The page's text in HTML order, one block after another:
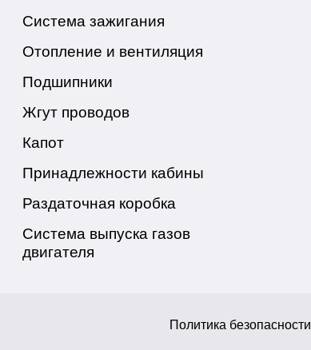
Система зажигания
Отопление и вентиляция
Подшипники
Жгут проводов
Капот
Принадлежности кабины
Раздаточная коробка
Система выпуска газов
двигателя
Политика безопасности